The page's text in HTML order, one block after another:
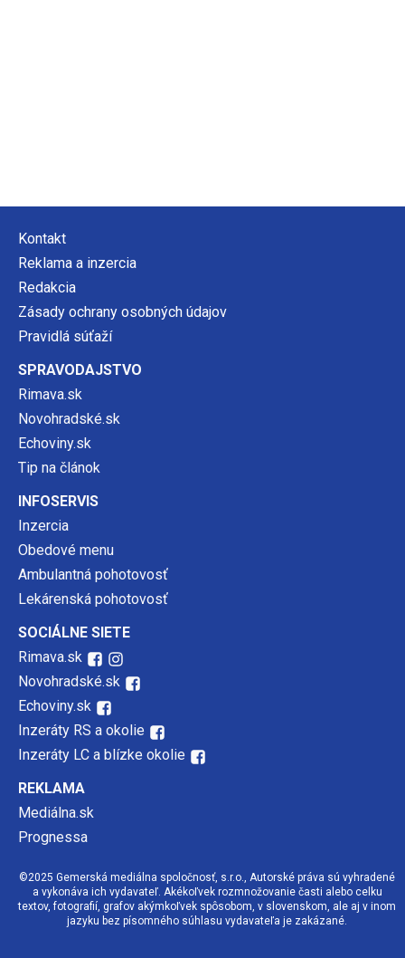
Kontakt
Reklama a inzercia
Redakcia
Zásady ochrany osobných údajov
Pravidlá súťaží
SPRAVODAJSTVO
Rimava.sk
Novohradské.sk
Echoviny.sk
Tip na článok
INFOSERVIS
Inzercia
Obedové menu
Ambulantná pohotovosť
Lekárenská pohotovosť
SOCIÁLNE SIETE
Rimava.sk
Novohradské.sk
Echoviny.sk
Inzeráty RS a okolie
Inzeráty LC a blízke okolie
REKLAMA
Mediálna.sk
Prognessa
©2025 Gemerská mediálna spoločnosť, s.r.o., Autorské práva sú vyhradené
a vykonáva ich vydavateľ. Akékoľvek rozmnožovanie časti alebo celku
textov, fotografií, grafov akýmkoľvek spôsobom, v slovenskom, ale aj v inom
jazyku bez písomného súhlasu vydavateľa je zakázané.